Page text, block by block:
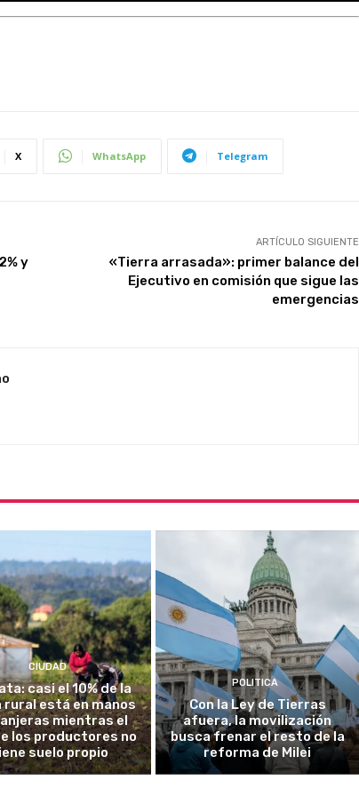
X WhatsApp Telegram
y
ARTÍCULO SIGUIENTE
«Tierra arrasada»: primer balance del
Ejecutivo en comisión que sigue las
emergencias
CIUDAD
casi el 10% de la
está en manos
mientras el
los productores no
suelo propio
POLITICA
Con la Ley de Tierras
afuera, la movilización
busca frenar el resto de la
reforma de Milei